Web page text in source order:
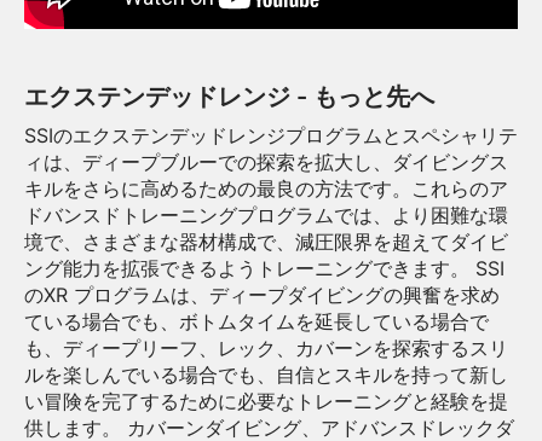
エクステンデッドレンジ - もっと先へ
SSIのエクステンデッドレンジプログラムとスペシャリテ
ィは、ディープブルーでの探索を拡大し、ダイビングス
キルをさらに高めるための最良の方法です。これらのア
ドバンスドトレーニングプログラムでは、より困難な環
境で、さまざまな器材構成で、減圧限界を超えてダイビ
ング能力を拡張できるようトレーニングできます。 SSI
のXR プログラムは、ディープダイビングの興奮を求め
ている場合でも、ボトムタイムを延長している場合で
も、ディープリーフ、レック、カバーンを探索するスリ
ルを楽しんでいる場合でも、自信とスキルを持って新し
い冒険を完了するために必要なトレーニングと経験を提
供します。 カバーンダイビング、アドバンスドレックダ